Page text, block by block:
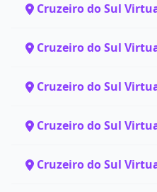
Cruzeiro do Sul
Cruzeiro do Sul
Cruzeiro do Sul
Cruzeiro do Sul
Cruzeiro do Sul